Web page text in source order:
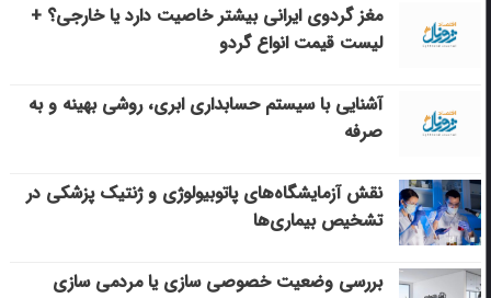
مغز گردوی ایرانی بیشتر خاصیت دارد یا خارجی؟ +
لیست قیمت انواع گردو
آشنایی با سیستم حسابداری ابری، روشی بهینه و به
صرفه
نقش آزمایشگاه‌های پاتوبیولوژی و ژنتیک پزشکی در
تشخیص بیماری‌ها
بررسی وضعیت خصوصی سازی یا مردمی سازی